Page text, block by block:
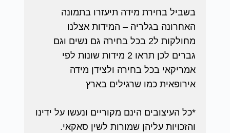
בשביל בחירת מידה תיעזרו בתמונה
האחרונה בגלריה – המידות אצלנו
מחולקות ל2 בכל בחירה גם נשים וגם
גברים לכן תראו 2 מידות שונות לפי
אמריקאי בכל בחירה ולצידן מידה
אירופאית כמו שרגילים בארץ
*כל העיצובים הינם מקוריים ונעשו על ידינו
והזכויות עליהן שמורות לשין סאקאי.